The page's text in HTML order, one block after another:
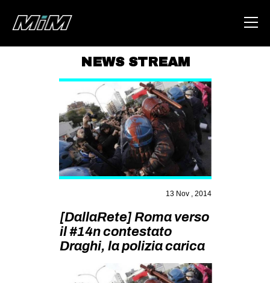
ABOUT
AREA
DEGENERAZIONE
GAZA FREESTYLE
CSOA LAMBRETTA
MSM
STUDENTI TSUNAMI
ZAM
MILANO
NEWS STREAM
13 Nov , 2014
[DallaRete] Roma verso
il #14n contestato
Draghi, la polizia carica